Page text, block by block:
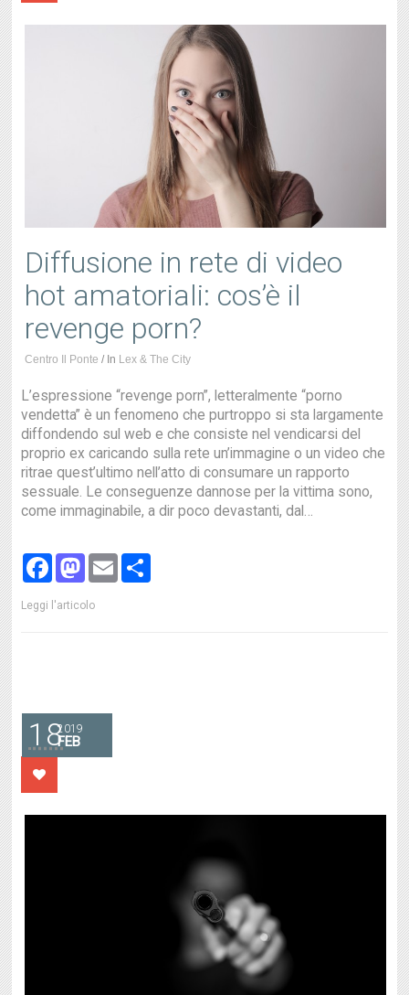
Diffusione in rete di video
hot amatoriali: cos’è il
revenge porn?
Centro Il Ponte / In Lex & The City
L’espressione “revenge porn”, letteralmente “porno
vendetta” è un fenomeno che purtroppo si sta largamente
diffondendo sul web e che consiste nel vendicarsi del
proprio ex caricando sulla rete un’immagine o un video che
ritrae quest’ultimo nell’atto di consumare un rapporto
sessuale. Le conseguenze dannose per la vittima sono,
come immaginabile, a dir poco devastanti, dal…
Facebook
Mastodon
Email
Leggi l'articolo
182019
FEB